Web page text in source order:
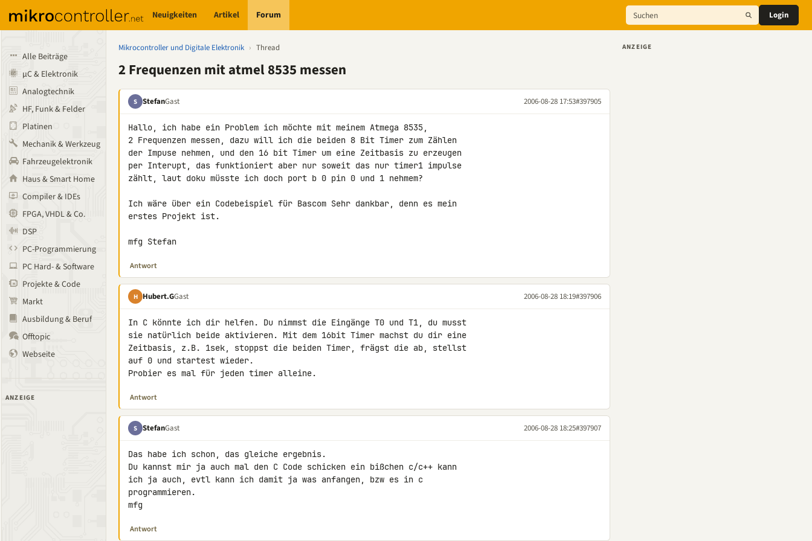
Neuigkeiten Artikel Forum Login
Alle Beiträge
µC & Elektronik
Analogtechnik
HF, Funk & Felder
Platinen
Mechanik & Werkzeug
Fahrzeugelektronik
Haus & Smart Home
Compiler & IDEs
FPGA, VHDL & Co.
DSP
PC-Programmierung
PC Hard- & Software
Projekte & Code
Markt
Ausbildung & Beruf
Offtopic
Webseite
ANZEIGE
Mikrocontroller und Digitale Elektronik › Thread
2 Frequenzen mit atmel 8535 messen
S StefanGast 2006-08-28 17:53#397905
Hallo, ich habe ein Problem ich möchte mit meinem Atmega 8535,
2 Frequenzen messen, dazu will ich die beiden 8 Bit Timer zum Zählen
der Impuse nehmen, und den 16 bit Timer um eine Zeitbasis zu erzeugen
per Interupt, das funktioniert aber nur soweit das nur timer1 impulse
zählt, laut doku müsste ich doch port b 0 pin 0 und 1 nehmem?
Ich wäre über ein Codebeispiel für Bascom Sehr dankbar, denn es mein
erstes Projekt ist.
mfg Stefan
Antwort
H Hubert.GGast 2006-08-28 18:19#397906
In C könnte ich dir helfen. Du nimmst die Eingänge T0 und T1, du musst
sie natürlich beide aktivieren. Mit dem 16bit Timer machst du dir eine
Zeitbasis, z.B. 1sek, stoppst die beiden Timer, frägst die ab, stellst
auf 0 und startest wieder.
Probier es mal für jeden timer alleine.
Antwort
S StefanGast 2006-08-28 18:25#397907
Das habe ich schon, das gleiche ergebnis.
Du kannst mir ja auch mal den C Code schicken ein bißchen c/c++ kann
ich ja auch, evtl kann ich damit ja was anfangen, bzw es in c
programmieren.
mfg
Antwort
ANZEIGE